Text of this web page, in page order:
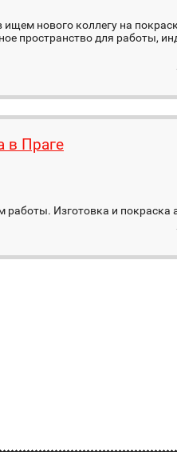
нового коллегу на
пространство для работы,
в Праге
работы. Изготовка и